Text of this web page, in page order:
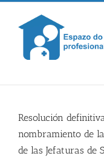
Skip
content
Resolución
nombramiento de
de las Jefaturas de